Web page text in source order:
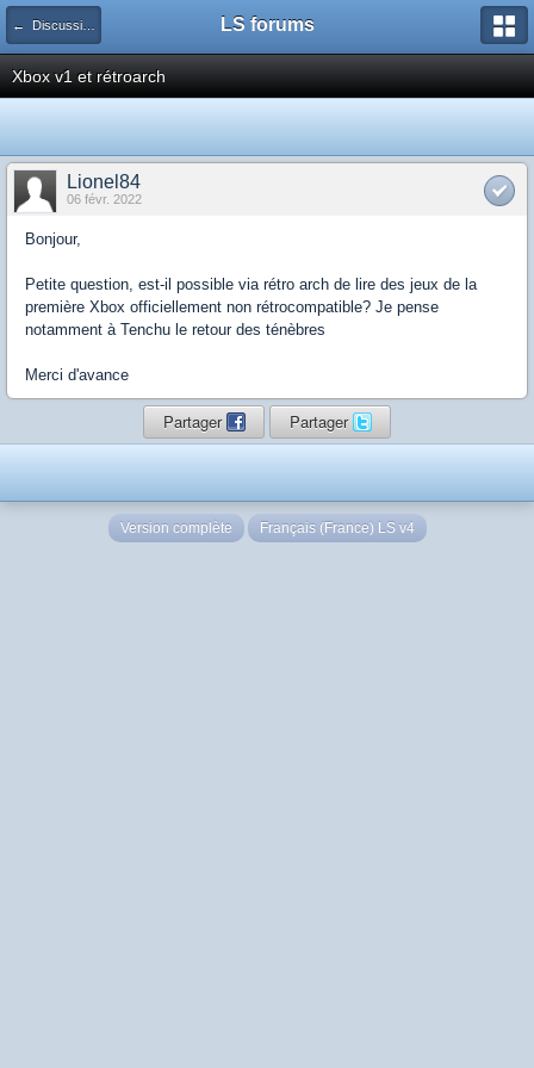
← Discussions générales (jeux, hardware...) LS forums
Xbox v1 et rétroarch
Lionel84
06 févr. 2022
Bonjour,
Petite question, est-il possible via rétro arch de lire des jeux de la
première Xbox officiellement non rétrocompatible? Je pense
notamment à Tenchu le retour des ténèbres
Merci d'avance
Partager Partager
Version complète Français (France) LS v4